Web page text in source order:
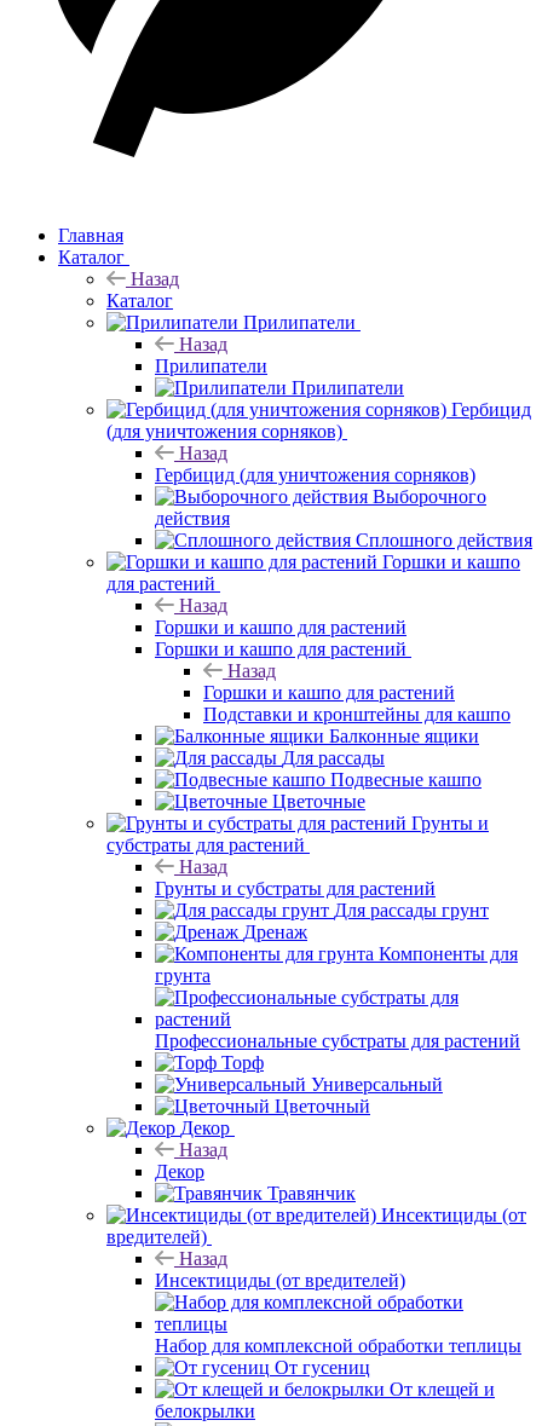
Главная
Каталог
Назад
Каталог
Прилипатели
Назад
Прилипатели
Прилипатели
Гербицид
(для уничтожения сорняков)
Назад
Гербицид (для уничтожения сорняков)
Выборочного
действия
Сплошного действия
Горшки и кашпо
для растений
Назад
Горшки и кашпо для растений
Горшки и кашпо для растений
Назад
Горшки и кашпо для растений
Подставки и кронштейны для кашпо
Балконные ящики
Для рассады
Подвесные кашпо
Цветочные
Грунты и
субстраты для растений
Назад
Грунты и субстраты для растений
Для рассады грунт
Дренаж
Компоненты для
грунта
Профессиональные субстраты для растений
Торф
Универсальный
Цветочный
Декор
Назад
Декор
Травянчик
Инсектициды (от
вредителей)
Назад
Инсектициды (от вредителей)
Набор для комплексной обработки теплицы
От гусениц
От клещей и
белокрылки